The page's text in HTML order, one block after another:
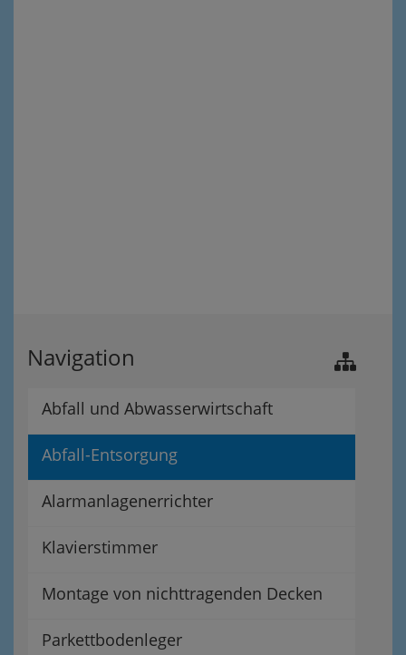
Navigation
Abfall und Abwasserwirtschaft
Abfall-Entsorgung
Alarmanlagenerrichter
Klavierstimmer
Montage von nichttragenden Decken
Parkettbodenleger